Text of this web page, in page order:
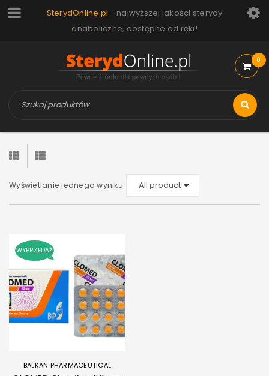
SterydOnline.pl - najwyższej jakości sterydy
anaboliczne, dostępne od ręki!
0
Wyświetlanie jednego wyniku
WYPRZEDAŻ
BALKAN PHARMACEUTICAL